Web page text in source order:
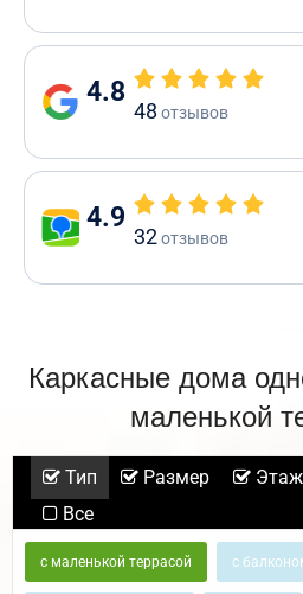
4.8
48 отзывов
4.9
32отзывов
Каркасные дома
маленькой
Тип Размер
Все
с маленькой террасой с